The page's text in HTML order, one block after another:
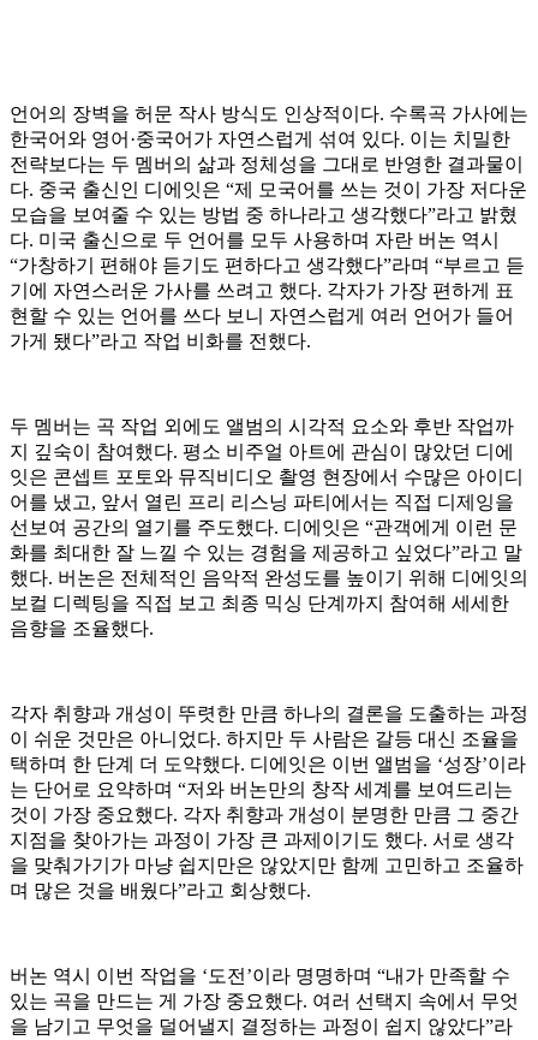
언어의 장벽을 허문 작사 방식도 인상적이다. 수록곡 가사에는
한국어와 영어·중국어가 자연스럽게 섞여 있다. 이는 치밀한
전략보다는 두 멤버의 삶과 정체성을 그대로 반영한 결과물이
다. 중국 출신인 디에잇은 “제 모국어를 쓰는 것이 가장 저다운
모습을 보여줄 수 있는 방법 중 하나라고 생각했다”라고 밝혔
다. 미국 출신으로 두 언어를 모두 사용하며 자란 버논 역시
“가창하기 편해야 듣기도 편하다고 생각했다”라며 “부르고 듣
기에 자연스러운 가사를 쓰려고 했다. 각자가 가장 편하게 표
현할 수 있는 언어를 쓰다 보니 자연스럽게 여러 언어가 들어
가게 됐다”라고 작업 비화를 전했다.
두 멤버는 곡 작업 외에도 앨범의 시각적 요소와 후반 작업까
지 깊숙이 참여했다. 평소 비주얼 아트에 관심이 많았던 디에
잇은 콘셉트 포토와 뮤직비디오 촬영 현장에서 수많은 아이디
어를 냈고, 앞서 열린 프리 리스닝 파티에서는 직접 디제잉을
선보여 공간의 열기를 주도했다. 디에잇은 “관객에게 이런 문
화를 최대한 잘 느낄 수 있는 경험을 제공하고 싶었다”라고 말
했다. 버논은 전체적인 음악적 완성도를 높이기 위해 디에잇의
보컬 디렉팅을 직접 보고 최종 믹싱 단계까지 참여해 세세한
음향을 조율했다.
각자 취향과 개성이 뚜렷한 만큼 하나의 결론을 도출하는 과정
이 쉬운 것만은 아니었다. 하지만 두 사람은 갈등 대신 조율을
택하며 한 단계 더 도약했다. 디에잇은 이번 앨범을 ‘성장’이라
는 단어로 요약하며 “저와 버논만의 창작 세계를 보여드리는
것이 가장 중요했다. 각자 취향과 개성이 분명한 만큼 그 중간
지점을 찾아가는 과정이 가장 큰 과제이기도 했다. 서로 생각
을 맞춰가기가 마냥 쉽지만은 않았지만 함께 고민하고 조율하
며 많은 것을 배웠다”라고 회상했다.
버논 역시 이번 작업을 ‘도전’이라 명명하며 “내가 만족할 수
있는 곡을 만드는 게 가장 중요했다. 여러 선택지 속에서 무엇
을 남기고 무엇을 덜어낼지 결정하는 과정이 쉽지 않았다”라